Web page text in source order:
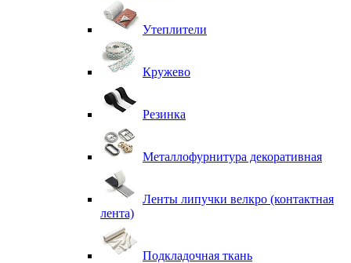
Утеплители
Кружево
Резинка
Металлофурнитура декоративная
Ленты липучки велкро (контактная
лента)
Подкладочная ткань